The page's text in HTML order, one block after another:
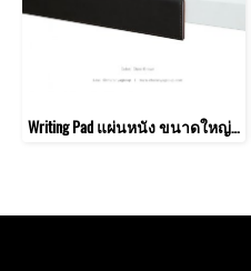
Writing Pad แผ่นหนัง ขนาดใหญ่ สำหรับโต๊ะทำงาน